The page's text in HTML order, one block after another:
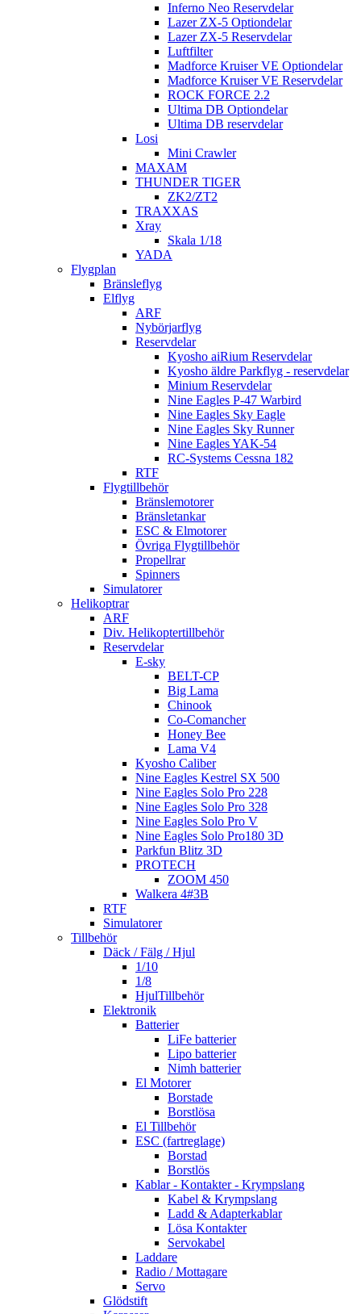
Inferno Neo Reservdelar
Lazer ZX-5 Optiondelar
Lazer ZX-5 Reservdelar
Luftfilter
Madforce Kruiser VE Optiondelar
Madforce Kruiser VE Reservdelar
ROCK FORCE 2.2
Ultima DB Optiondelar
Ultima DB reservdelar
Losi
Mini Crawler
MAXAM
THUNDER TIGER
ZK2/ZT2
TRAXXAS
Xray
Skala 1/18
YADA
Flygplan
Bränsleflyg
Elflyg
ARF
Nybörjarflyg
Reservdelar
Kyosho aiRium Reservdelar
Kyosho äldre Parkflyg - reservdelar
Minium Reservdelar
Nine Eagles P-47 Warbird
Nine Eagles Sky Eagle
Nine Eagles Sky Runner
Nine Eagles YAK-54
RC-Systems Cessna 182
RTF
Flygtillbehör
Bränslemotorer
Bränsletankar
ESC & Elmotorer
Övriga Flygtillbehör
Propellrar
Spinners
Simulatorer
Helikoptrar
ARF
Div. Helikoptertillbehör
Reservdelar
E-sky
BELT-CP
Big Lama
Chinook
Co-Comancher
Honey Bee
Lama V4
Kyosho Caliber
Nine Eagles Kestrel SX 500
Nine Eagles Solo Pro 228
Nine Eagles Solo Pro 328
Nine Eagles Solo Pro V
Nine Eagles Solo Pro180 3D
Parkfun Blitz 3D
PROTECH
ZOOM 450
Walkera 4#3B
RTF
Simulatorer
Tillbehör
Däck / Fälg / Hjul
1/10
1/8
HjulTillbehör
Elektronik
Batterier
LiFe batterier
Lipo batterier
Nimh batterier
El Motorer
Borstade
Borstlösa
El Tillbehör
ESC (fartreglage)
Borstad
Borstlös
Kablar - Kontakter - Krympslang
Kabel & Krympslang
Ladd & Adapterkablar
Lösa Kontakter
Servokabel
Laddare
Radio / Mottagare
Servo
Glödstift